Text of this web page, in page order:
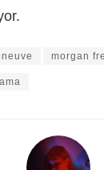
morgan